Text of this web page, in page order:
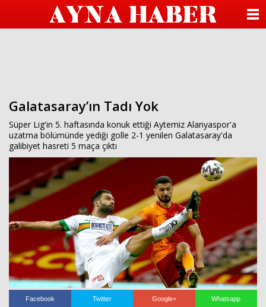
beylikdüzü
beylikdüzü
escort
beylikdüzü
escort
bayan
beylikdüzü
hikayesi
hava
durumu
betturkey
beylikdüzü
Galatasaray’ın Tadı Yok
Süper Lig'in 5. haftasında konuk ettiği Aytemiz Alanyaspor'a
uzatma bölümünde yediği golle 2-1 yenilen Galatasaray'da
galibiyet hasreti 5 maça çıktı
Facebook Twitter Google+ Whatsapp
ANASAYFA
FOTO GALERİ
VİDEO GALERİ
KÜNYE
İLETİŞİM
Haberin Doğru Adresi.